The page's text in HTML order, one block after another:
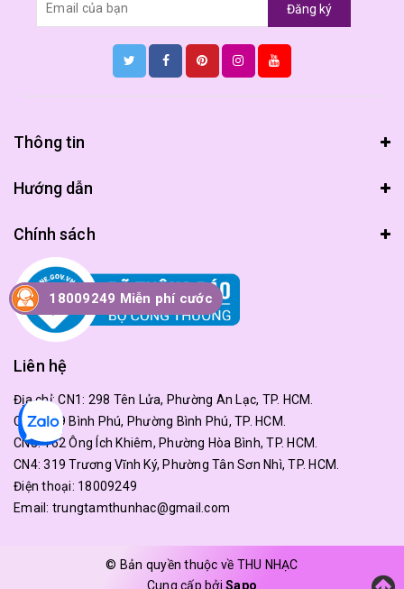
Đăng ký
Thông tin
Hướng dẫn
Chính sách
Liên hệ
Địa chỉ:CN1: 298 Tên Lửa, Phường An Lạc, TP. HCM.
CN2: 179 Bình Phú, Phường Bình Phú, TP. HCM.
CN3: 162 Ông Ích Khiêm, Phường Hòa Bình, TP. HCM.
CN4: 319 Trương Vĩnh Ký, Phường Tân Sơn Nhì, TP. HCM.
Điện thoại: 18009249
Email: trungtamthunhac@gmail.com
© Bản quyền thuộc về THU NHẠC
Cung cấp bởiSapo
18009249 Miễn phí cước